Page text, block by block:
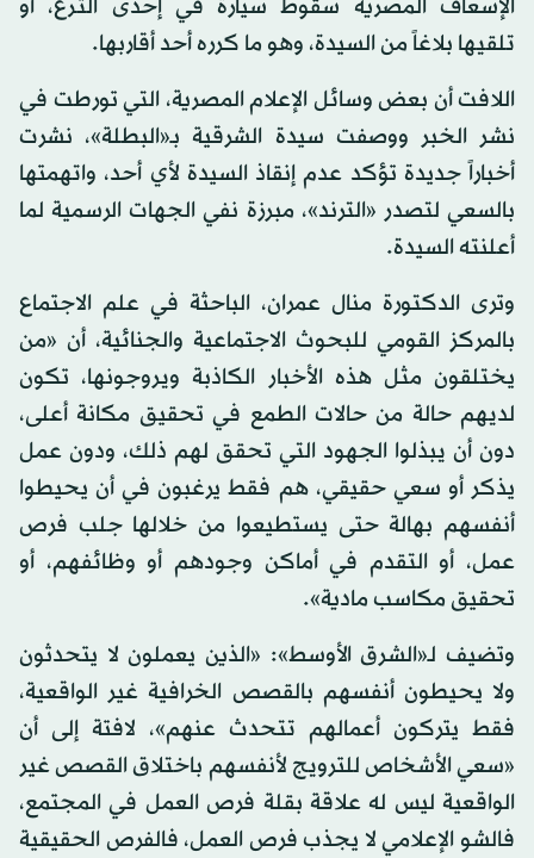
الإسعاف المصرية سقوط سيارة في إحدى الترع، أو
تلقيها بلاغاً من السيدة، وهو ما كرره أحد أقاربها.
اللافت أن بعض وسائل الإعلام المصرية، التي تورطت في
نشر الخبر ووصفت سيدة الشرقية بـ«البطلة»، نشرت
أخباراً جديدة تؤكد عدم إنقاذ السيدة لأي أحد، واتهمتها
بالسعي لتصدر «الترند»، مبرزة نفي الجهات الرسمية لما
أعلنته السيدة.
وترى الدكتورة منال عمران، الباحثة في علم الاجتماع
بالمركز القومي للبحوث الاجتماعية والجنائية، أن «من
يختلقون مثل هذه الأخبار الكاذبة ويروجونها، تكون
لديهم حالة من حالات الطمع في تحقيق مكانة أعلى،
دون أن يبذلوا الجهود التي تحقق لهم ذلك، ودون عمل
يذكر أو سعي حقيقي، هم فقط يرغبون في أن يحيطوا
أنفسهم بهالة حتى يستطيعوا من خلالها جلب فرص
عمل، أو التقدم في أماكن وجودهم أو وظائفهم، أو
تحقيق مكاسب مادية».
وتضيف لـ«الشرق الأوسط»: «الذين يعملون لا يتحدثون
ولا يحيطون أنفسهم بالقصص الخرافية غير الواقعية،
فقط يتركون أعمالهم تتحدث عنهم»، لافتة إلى أن
«سعي الأشخاص للترويج لأنفسهم باختلاق القصص غير
الواقعية ليس له علاقة بقلة فرص العمل في المجتمع،
فالشو الإعلامي لا يجذب فرص العمل، فالفرص الحقيقية